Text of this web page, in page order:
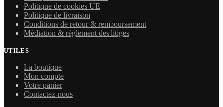
Politique de cookies UE
Politique de livraison
Conditions de retour & remboursement
Médiation & règlement des litiges
UTILES
La boutique
Mon compte
Votre panier
Contactez-nous